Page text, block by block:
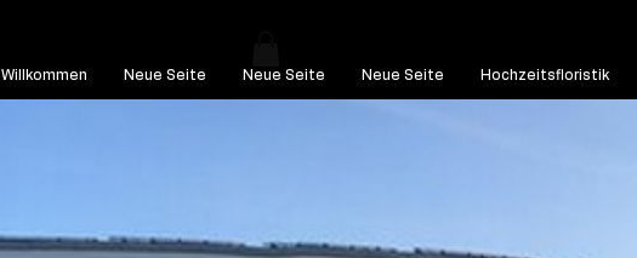
Willkommen Neue Seite Neue Seite Neue Seite Hochzeitsfloristik